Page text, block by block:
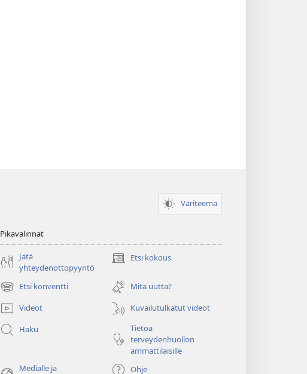
Väriteema
Pikavalinnat
Jätä
yhteydenottopyyntö
Etsi kokous
(avaa
ikkunan)
Etsi konventti
(avaa
uuden
ikkunan)
Mitä uutta?
Videot
Kuvailutulkatut videot
Haku
Tietoa
terveydenhuollon
ammattilaisille
Medialle ja
Ohje